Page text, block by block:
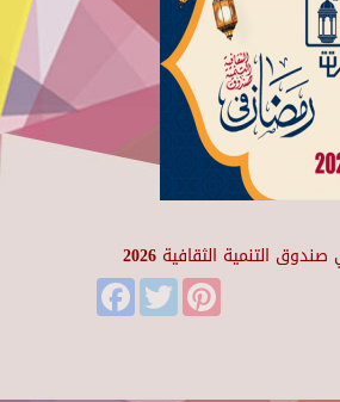
التنمية الثقافية 2026
FacebookTwitter